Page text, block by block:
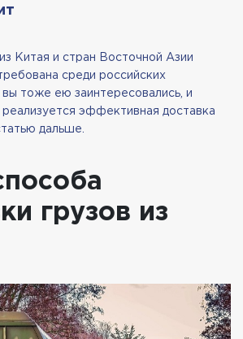
Китая и стран Восточной Азии
среди российских
тоже ею заинтересовались, и
реализуется эффективная доставка
дальше.
грузов из